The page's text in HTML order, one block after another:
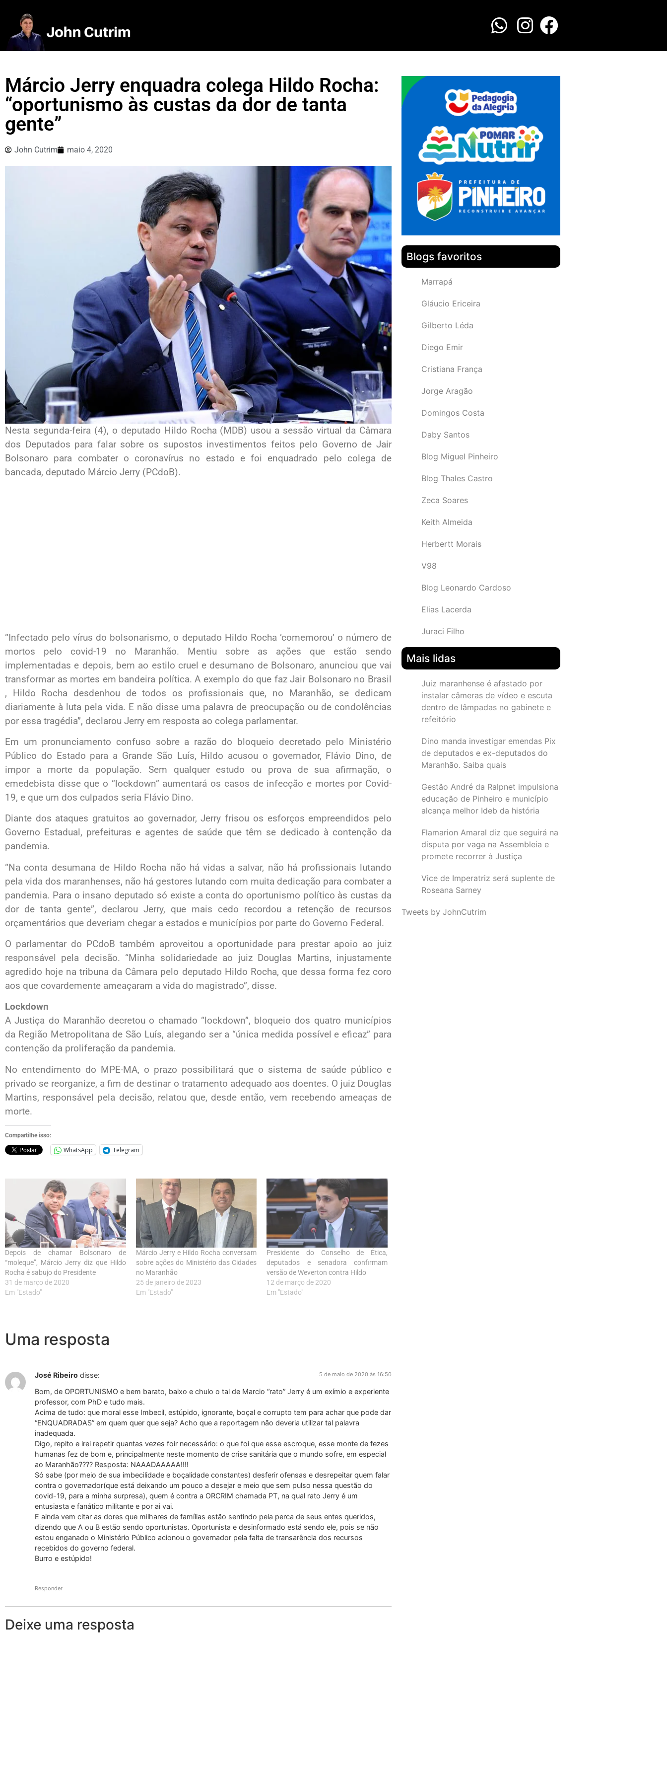
Márcio Jerry enquadra colega Hildo Rocha:
“oportunismo às custas da dor de tanta
gente”
John Cutrim maio 4, 2020
Nesta segunda-feira (4), o deputado Hildo Rocha (MDB) usou a sessão virtual da Câmara
dos Deputados para falar sobre os supostos investimentos feitos pelo Governo de Jair
Bolsonaro para combater o coronavírus no estado e foi enquadrado pelo colega de
bancada, deputado Márcio Jerry (PCdoB).
“Infectado pelo vírus do bolsonarismo, o deputado Hildo Rocha ‘comemorou’ o número de
mortos pelo covid-19 no Maranhão. Mentiu sobre as ações que estão sendo
implementadas e depois, bem ao estilo cruel e desumano de Bolsonaro, anunciou que vai
transformar as mortes em bandeira política. A exemplo do que faz Jair Bolsonaro no Brasil
, Hildo Rocha desdenhou de todos os profissionais que, no Maranhão, se dedicam
diariamente à luta pela vida. E não disse uma palavra de preocupação ou de condolências
por essa tragédia”, declarou Jerry em resposta ao colega parlamentar.
Em um pronunciamento confuso sobre a razão do bloqueio decretado pelo Ministério
Público do Estado para a Grande São Luís, Hildo acusou o governador, Flávio Dino, de
impor a morte da população. Sem qualquer estudo ou prova de sua afirmação, o
emedebista disse que o “lockdown” aumentará os casos de infecção e mortes por Covid-
19, e que um dos culpados seria Flávio Dino.
Diante dos ataques gratuitos ao governador, Jerry frisou os esforços empreendidos pelo
Governo Estadual, prefeituras e agentes de saúde que têm se dedicado à contenção da
pandemia.
“Na conta desumana de Hildo Rocha não há vidas a salvar, não há profissionais lutando
pela vida dos maranhenses, não há gestores lutando com muita dedicação para combater a
pandemia. Para o insano deputado só existe a conta do oportunismo político às custas da
dor de tanta gente”, declarou Jerry, que mais cedo recordou a retenção de recursos
orçamentários que deveriam chegar a estados e municípios por parte do Governo Federal.
O parlamentar do PCdoB também aproveitou a oportunidade para prestar apoio ao juiz
responsável pela decisão. “Minha solidariedade ao juiz Douglas Martins, injustamente
agredido hoje na tribuna da Câmara pelo deputado Hildo Rocha, que dessa forma fez coro
aos que covardemente ameaçaram a vida do magistrado”, disse.
Lockdown
A Justiça do Maranhão decretou o chamado “lockdown”, bloqueio dos quatro municípios
da Região Metropolitana de São Luís, alegando ser a “única medida possível e eficaz” para
contenção da proliferação da pandemia.
No entendimento do MPE-MA, o prazo possibilitará que o sistema de saúde público e
privado se reorganize, a fim de destinar o tratamento adequado aos doentes. O juiz Douglas
Martins, responsável pela decisão, relatou que, desde então, vem recebendo ameaças de
morte.
Compartilhe isso:
WhatsApp Telegram
Depois de chamar Bolsonaro de
“moleque”, Márcio Jerry diz que Hildo
Rocha é sabujo do Presidente
31 de março de 2020
Em "Estado"
Márcio Jerry e Hildo Rocha conversam
sobre ações do Ministério das Cidades
no Maranhão
25 de janeiro de 2023
Em "Estado"
Presidente do Conselho de Ética,
deputados e senadora confirmam
versão de Weverton contra Hildo
12 de março de 2020
Em "Estado"
Uma resposta
José Ribeiro disse: 5 de maio de 2020 às 16:50
Bom, de OPORTUNISMO e bem barato, baixo e chulo o tal de Marcio “rato” Jerry é um exímio e experiente
professor, com PhD e tudo mais.
Acima de tudo: que moral esse Imbecil, estúpido, ignorante, boçal e corrupto tem para achar que pode dar
“ENQUADRADAS” em quem quer que seja? Acho que a reportagem não deveria utilizar tal palavra
inadequada.
Digo, repito e irei repetir quantas vezes foir necessário: o que foi que esse escroque, esse monte de fezes
humanas fez de bom e, principalmente neste momento de crise sanitária que o mundo sofre, em especial
ao Maranhão???? Resposta: NAAADAAAAA!!!!
Só sabe (por meio de sua imbecilidade e boçalidade constantes) desferir ofensas e desrepeitar quem falar
contra o governador(que está deixando um pouco a desejar e meio que sem pulso nessa questão do
covid-19, para a minha surpresa), quem é contra a ORCRIM chamada PT, na qual rato Jerry é um
entusiasta e fanático militante e por ai vai.
E ainda vem citar as dores que milhares de famílias estão sentindo pela perca de seus entes queridos,
dizendo que A ou B estão sendo oportunistas. Oportunista e desinformado está sendo ele, pois se não
estou enganado o Ministério Público acionou o governador pela falta de transarência dos recursos
recebidos do governo federal.
Burro e estúpido!
Responder
Deixe uma resposta
Blogs favoritos
Marrapá
Gláucio Ericeira
Gilberto Léda
Diego Emir
Cristiana França
Jorge Aragão
Domingos Costa
Daby Santos
Blog Miguel Pinheiro
Blog Thales Castro
Zeca Soares
Keith Almeida
Herbertt Morais
V98
Blog Leonardo Cardoso
Elias Lacerda
Juraci Filho
Mais lidas
Juiz maranhense é afastado por
instalar câmeras de vídeo e escuta
dentro de lâmpadas no gabinete e
refeitório
Dino manda investigar emendas Pix
de deputados e ex-deputados do
Maranhão. Saiba quais
Gestão André da Ralpnet impulsiona
educação de Pinheiro e município
alcança melhor Ideb da história
Flamarion Amaral diz que seguirá na
disputa por vaga na Assembleia e
promete recorrer à Justiça
Vice de Imperatriz será suplente de
Roseana Sarney
Tweets by JohnCutrim